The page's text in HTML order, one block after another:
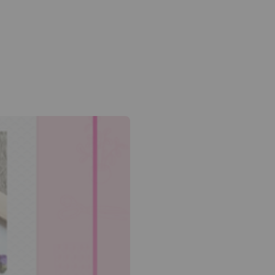
bas pour ouvrir le sous-menu.